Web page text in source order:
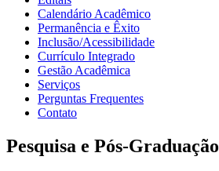
Calendário Acadêmico
Permanência e Êxito
Inclusão/Acessibilidade
Currículo Integrado
Gestão Acadêmica
Serviços
Perguntas Frequentes
Contato
Pesquisa e Pós-Graduação